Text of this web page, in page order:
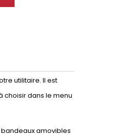
utilitaire. Il est
choisir dans le menu
amovibles